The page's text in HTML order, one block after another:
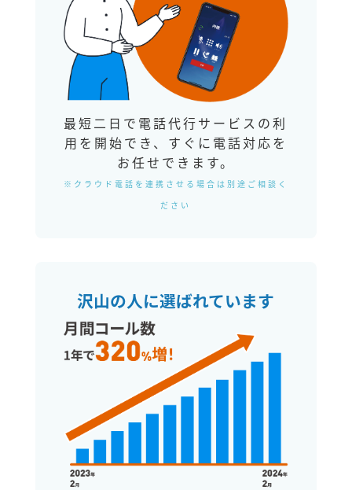
最短二日で電話代行サービスの利
用を開始でき、すぐに電話対応を
お任せできます。
※クラウド電話を連携させる場合は別途ご相談く
ださい
沢山の人に選ばれています